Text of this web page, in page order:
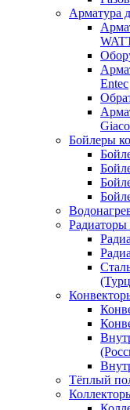
Арматура
Entec
Бойлеры
Радиаторы
Тёплый